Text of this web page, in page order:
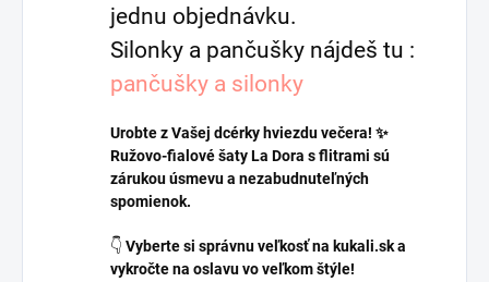
jednu objednávku.
Silonky a pančušky nájdeš tu :
pančušky a silonky
Urobte z Vašej dcérky hviezdu večera! ✨
Ružovo-fialové šaty La Dora s flitrami sú
zárukou úsmevu a nezabudnuteľných
spomienok.
👇 Vyberte si správnu veľkosť na kukali.sk a
vykročte na oslavu vo veľkom štýle!